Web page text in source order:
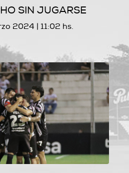
SIN JUGARSE
2024 | 11:02 hs.